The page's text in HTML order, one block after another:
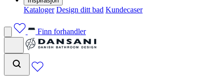
Kataloger Design ditt bad Kundecaser
Finn forhandler